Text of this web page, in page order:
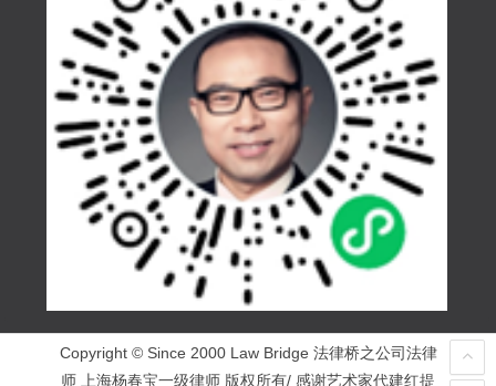
Copyright © Since 2000 Law Bridge 法律桥之公司法律
师 上海杨春宝一级律师 版权所有/ 感谢艺术家代建红提